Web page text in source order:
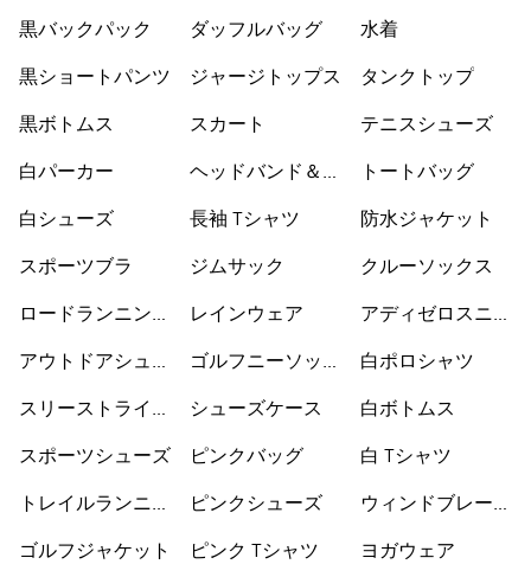
黒バックパック
黒ショートパンツ
黒ボトムス
白パーカー
白シューズ
スポーツブラ
ロードランニング
アウトドアシュー
スリーストライプ
スポーツシューズ
トレイルランニン
ゴルフジャケット
ダッフルバッグ
ジャージトップス
スカート
ヘッドバンド＆バ
長袖 Tシャツ
ジムサック
レインウェア
ゴルフニーソック
シューズケース
ピンクバッグ
ピンクシューズ
ピンク Tシャツ
水着
タンクトップ
テニスシューズ
トートバッグ
防水ジャケット
クルーソックス
アディゼロスニー
白ポロシャツ
白ボトムス
白 Tシャツ
ウィンドブレーカ
ヨガウェア